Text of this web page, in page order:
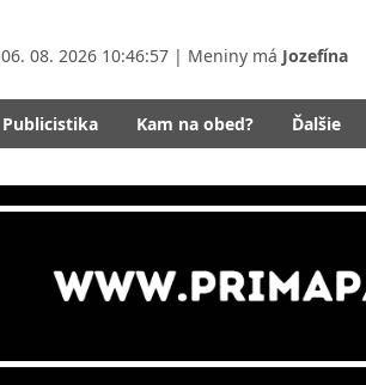
06. 08. 2026 10:46:59 | Meniny má Jozefína
Publicistika Kam na obed? Ďalšie